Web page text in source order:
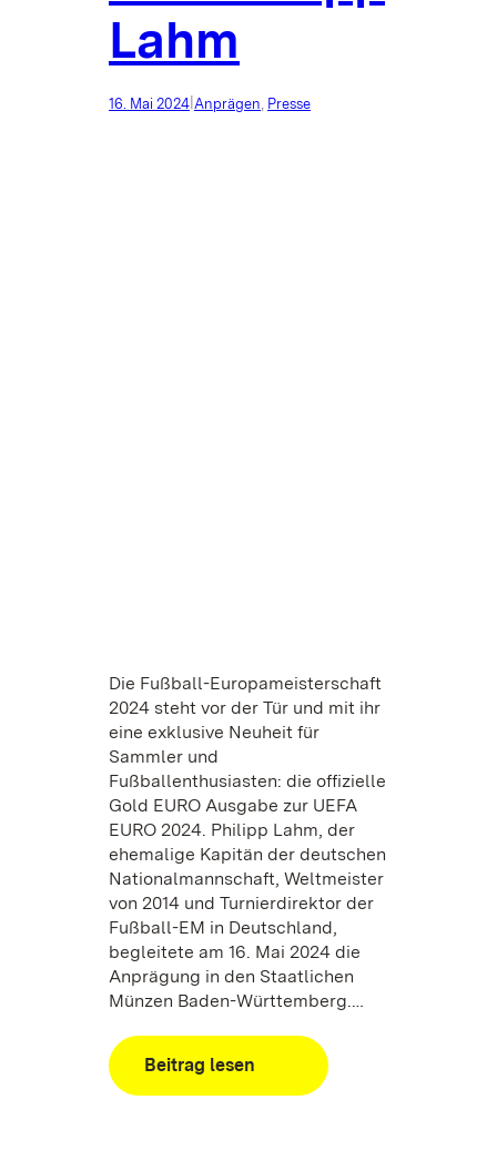
Lahm
16. Mai 2024 Anprägen, Presse
Die Fußball-Europameisterschaft
2024 steht vor der Tür und mit ihr
eine exklusive Neuheit für
Sammler und
Fußballenthusiasten: die offizielle
Gold EURO Ausgabe zur UEFA
EURO 2024. Philipp Lahm, der
ehemalige Kapitän der deutschen
Nationalmannschaft, Weltmeister
von 2014 und Turnierdirektor der
Fußball-EM in Deutschland,
begleitete am 16. Mai 2024 die
Anprägung in den Staatlichen
Münzen Baden-Württemberg.…
Beitrag lesen
Anprägung